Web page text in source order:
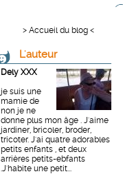
> Accueil du blog <
L'auteur
Dely XXX
je suis une
mamie de
non je ne
donne plus mon âge . J'aime
jardiner, bricoler, broder,
tricoter. J'ai quatre adorables
petits enfants , et deux
arrières petits-ebfants
.J'habite une petit...